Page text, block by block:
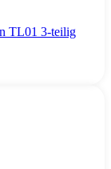
TL01 3-teilig